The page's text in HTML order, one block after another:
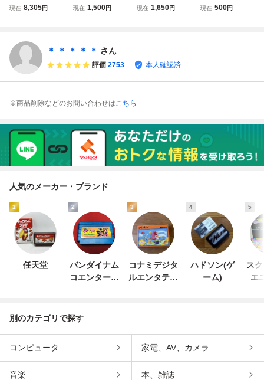
ミコンソフト 重力
現在 8,305円
ト ウルティマ 聖
料 cgadbj9
現在 1,500円
ミコン 無頼戦士
現在 1,650円
スターフォース 箱
現在 500円
＊ ＊ ＊ ＊ ＊ さん
評価 2753 本人確認済
※商品削除などのお問い合わせはこちら
人気のメーカー・ブランド
1
任天堂
2
バンダイナム
コエンターテ
3
コナミデジタ
ルエンタテイ
4
ハドソン(ゲ
ーム)
5
ス
エ
別のカテゴリで探す
コンピュータ 家電、AV、カメラ
音楽 本、雑誌